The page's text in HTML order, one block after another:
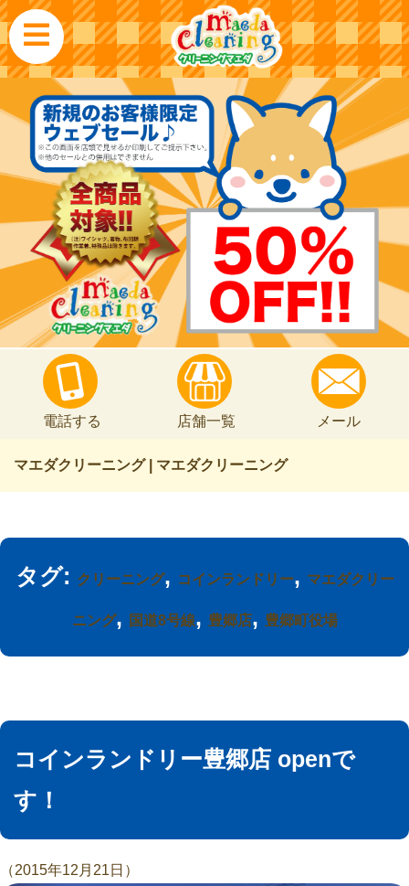
電話する 店舗一覧 メール
マエダクリーニング | マエダクリーニング
タグ: クリーニング, コインランドリー, マエダクリー
ニング, 国道8号線, 豊郷店, 豊郷町役場
コインランドリー豊郷店 openで
す！
（2015年12月21日）